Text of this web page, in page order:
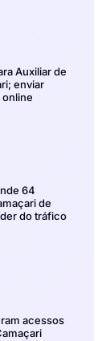
Auxiliar de
enviar
64
de
do tráfico
acessos